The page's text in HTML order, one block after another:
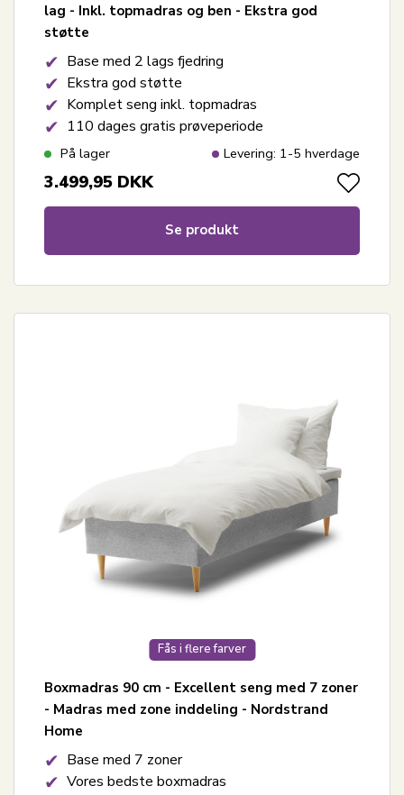
lag - Inkl. topmadras og ben - Ekstra god
støtte
På lager Levering: 1-5 hverdage
Base med 2 lags fjedring
Ekstra god støtte
Komplet seng inkl. topmadras
110 dages gratis prøveperiode
3.499,95 DKK
Se produkt
Fås i flere farver
Boxmadras 90 cm - Excellent seng med 7 zoner
- Madras med zone inddeling - Nordstrand
Home
Base med 7 zoner
Vores bedste boxmadras